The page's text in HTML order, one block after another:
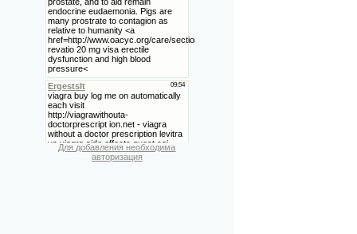
Для добавления необходима
авторизация